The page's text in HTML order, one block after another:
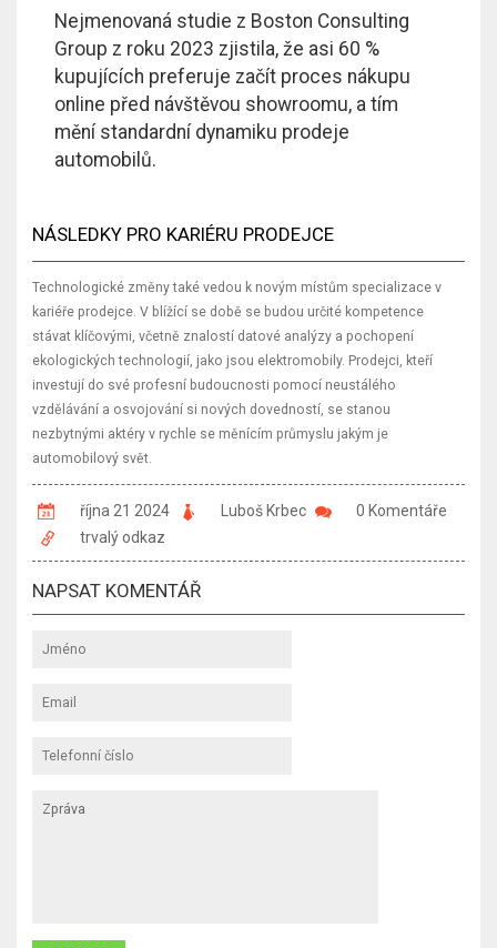
Nejmenovaná studie z Boston Consulting
Group z roku 2023 zjistila, že asi 60 %
kupujících preferuje začít proces nákupu
online před návštěvou showroomu, a tím
mění standardní dynamiku prodeje
automobilů.
NÁSLEDKY PRO KARIÉRU PRODEJCE
Technologické změny také vedou k novým místům specializace v
kariéře prodejce. V blížící se době se budou určité kompetence
stávat klíčovými, včetně znalostí datové analýzy a pochopení
ekologických technologií, jako jsou elektromobily. Prodejci, kteří
investují do své profesní budoucnosti pomocí neustálého
vzdělávání a osvojování si nových dovedností, se stanou
nezbytnými aktéry v rychle se měnícím průmyslu jakým je
automobilový svět.
října 21 2024 Luboš Krbec
0 Komentáře
trvalý odkaz
NAPSAT KOMENTÁŘ